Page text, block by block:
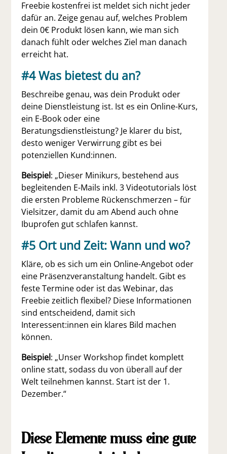
Freebie kostenfrei ist meldet sich nicht jeder
dafür an. Zeige genau auf, welches Problem
dein 0€ Produkt lösen kann, wie man sich
danach fühlt oder welches Ziel man danach
erreicht hat.
#4Was bietest du an?
Beschreibe genau, was dein Produkt oder
deine Dienstleistung ist. Ist es ein Online-Kurs,
ein E-Book oder eine
Beratungsdienstleistung? Je klarer du bist,
desto weniger Verwirrung gibt es bei
potenziellen Kund:innen.
Beispiel: „Dieser Minikurs, bestehend aus
begleitenden E-Mails inkl. 3 Videotutorials löst
die ersten Probleme Rückenschmerzen – für
Vielsitzer, damit du am Abend auch ohne
Ibuprofen gut schlafen kannst.
#5 Ort und Zeit: Wann und wo?
Kläre, ob es sich um ein Online-Angebot oder
eine Präsenzveranstaltung handelt. Gibt es
feste Termine oder ist das Webinar, das
Freebie zeitlich flexibel? Diese Informationen
sind entscheidend, damit sich
Interessent:innen ein klares Bild machen
können.
Beispiel: „Unser Workshop findet komplett
online statt, sodass du von überall auf der
Welt teilnehmen kannst. Start ist der 1.
Dezember.“
Diese Elemente muss eine gute